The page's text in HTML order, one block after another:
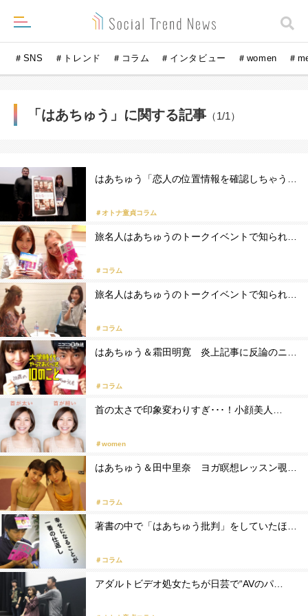
＃SNS ＃トレンド ＃コラム ＃インタビュー ＃women ＃
「はあちゅう」に関する記事 （1/1）
はあちゅう「恋人の位置情報を確認しちゃう…
＃オトナ童貞コラム
旅名人はあちゅうのトークイベントで知られ…
＃コラム
旅名人はあちゅうのトークイベントで知られ…
＃コラム
はあちゅう＆霜田明寛 炎上記事に反論のニ…
＃コラム
首の太さで印象変わりすぎ･･･！小顔美人…
＃women
はあちゅう＆田中里奈 ヨガ瞑想レッスン覗…
＃コラム
著書の中で「はあちゅう批判」をしていたほ…
＃コラム
アダルトビデオ処女たちが日芸で“AVのパ…